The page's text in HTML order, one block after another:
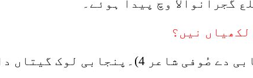
ج۔1)نویں نظم 2)۔وارث نرا وارث 3)۔تصوّف تے پنجابی دے صُوفی شاعر